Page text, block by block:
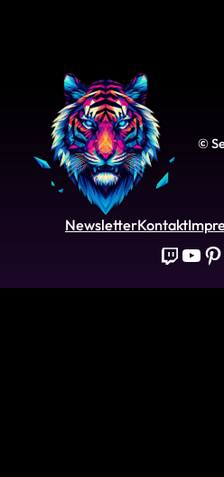
©
NewsletterKontakt
Twitch YouTube Pinterest